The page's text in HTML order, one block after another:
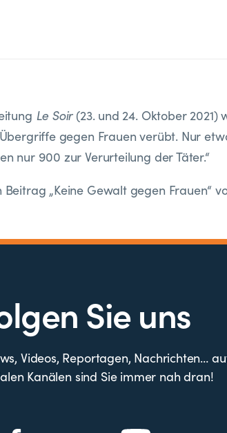
Le Soir(23. und 24. Oktober 2021)
gegen Frauen verübt. Nur
nur 900 zur Verurteilung der Täter.“
„Keine Gewalt gegen Frauen“
Sie uns
Videos, Reportagen, Nachrichten…
Kanälen sind Sie immer nah dran!